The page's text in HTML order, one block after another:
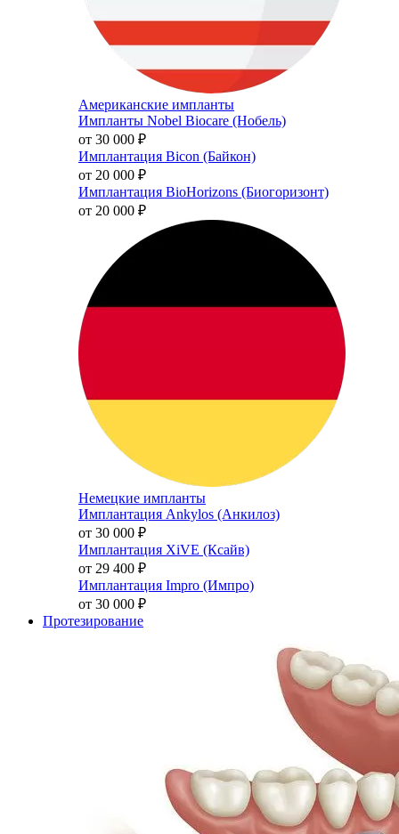
Американские импланты
Импланты Nobel Biocare (Нобель)
от 30 000 ₽
Имплантация Bicon (Байкон)
от 20 000 ₽
Имплантация BioHorizons (Биогоризонт)
от 20 000 ₽
Немецкие импланты
Имплантация Ankylos (Анкилоз)
от 30 000 ₽
Имплантация XiVE (Ксайв)
от 29 400 ₽
Имплантация Impro (Импро)
от 30 000 ₽
Протезирование